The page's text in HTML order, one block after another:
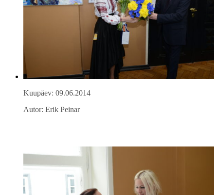
Kuupäev: 09.06.2014
Autor: Erik Peinar